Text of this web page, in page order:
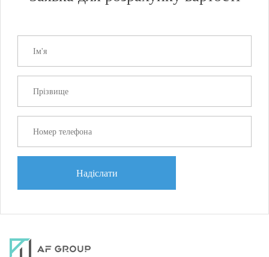
Надіслати